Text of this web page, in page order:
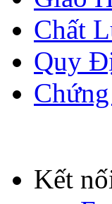
Chất
Quy
Kết